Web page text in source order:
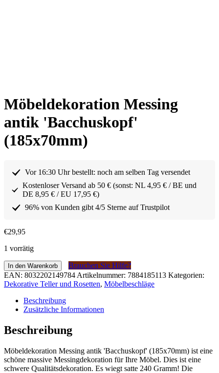
Möbeldekoration Messing
antik 'Bacchuskopf'
(185x70mm)
Vor 16:30 Uhr bestellt: noch am selben Tag versendet
Kostenloser Versand ab 50 € (sonst: NL 4,95 € / BE und
DE 8,95 € / EU 17,95 €)
96% von Kunden gibt 4/5 Sterne auf Trustpilot
€29,95
1 vorrätig
Meubeldecoratie
Messing
antiek
hoofd'
(185x70mm)
In den Warenkorb
Brauchen Sie Hilfe?
EAN: 8032202149784 Artikelnummer: 7884185113 Kategorien:
Dekorative Teller und Rosetten, Möbelbeschläge
Beschreibung
Zusätzliche Informationen
Beschreibung
Möbeldekoration Messing antik 'Bacchuskopf' (185x70mm) ist eine
schöne massive Messingdekoration für Ihre Möbel. Dies ist eine
schwere Qualitätsdekoration. Es wiegt satte 240 Gramm! Die